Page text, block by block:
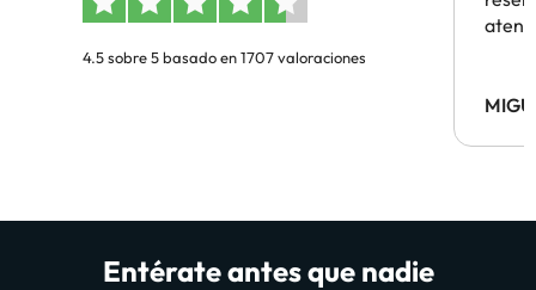
4.5 sobre 5 basado en 1707 valoraciones
Entérate antes que nadie